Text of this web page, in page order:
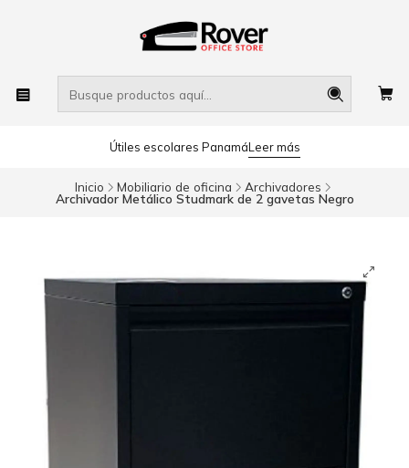
Útiles escolares PanamáLeer más
Inicio Mobiliario de oficina Archivadores
Archivador Metálico Studmark de 2 gavetas Negro